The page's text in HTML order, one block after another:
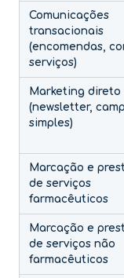
Comunicações
transacionais
(encomendas,
serviços)
Marketing direto
(newsletter,
simples)
Marcação e
de serviços
farmacêuticos
Marcação e
de serviços não
farmacêuticos